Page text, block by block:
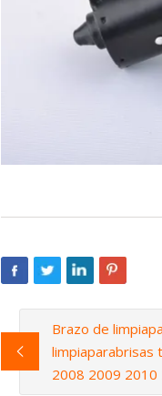
Brazo de
2008 2009 2010